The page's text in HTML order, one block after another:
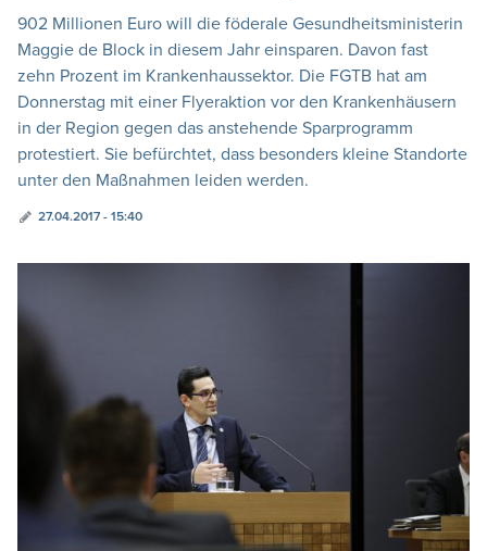
902 Millionen Euro will die föderale Gesundheitsministerin
Maggie de Block in diesem Jahr einsparen. Davon fast
zehn Prozent im Krankenhaussektor. Die FGTB hat am
Donnerstag mit einer Flyeraktion vor den Krankenhäusern
in der Region gegen das anstehende Sparprogramm
protestiert. Sie befürchtet, dass besonders kleine Standorte
unter den Maßnahmen leiden werden.
27.04.2017 - 15:40